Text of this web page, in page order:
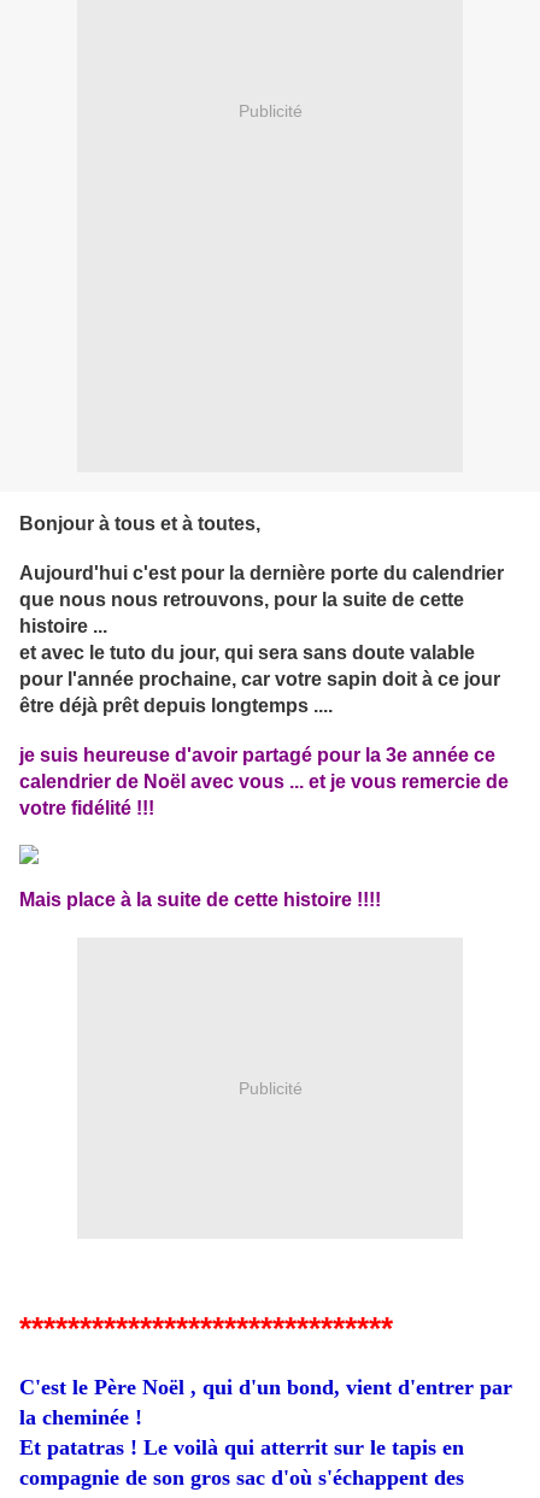
Publicité
Bonjour à tous et à toutes,
Aujourd'hui c'est pour la dernière porte du calendrier
que nous nous retrouvons, pour la suite de cette
histoire ...
et avec le tuto du jour, qui sera sans doute valable
pour l'année prochaine, car votre sapin doit à ce jour
être déjà prêt depuis longtemps ....
je suis heureuse d'avoir partagé pour la 3e année ce
calendrier de Noël avec vous ... et je vous remercie de
votre fidélité !!!
Mais place à la suite de cette histoire !!!!
Publicité
*******************************
C'est le Père Noël , qui d'un bond, vient d'entrer par
la cheminée !
Et patatras ! Le voilà qui atterrit sur le tapis en
compagnie de son gros sac d'où s'échappent des